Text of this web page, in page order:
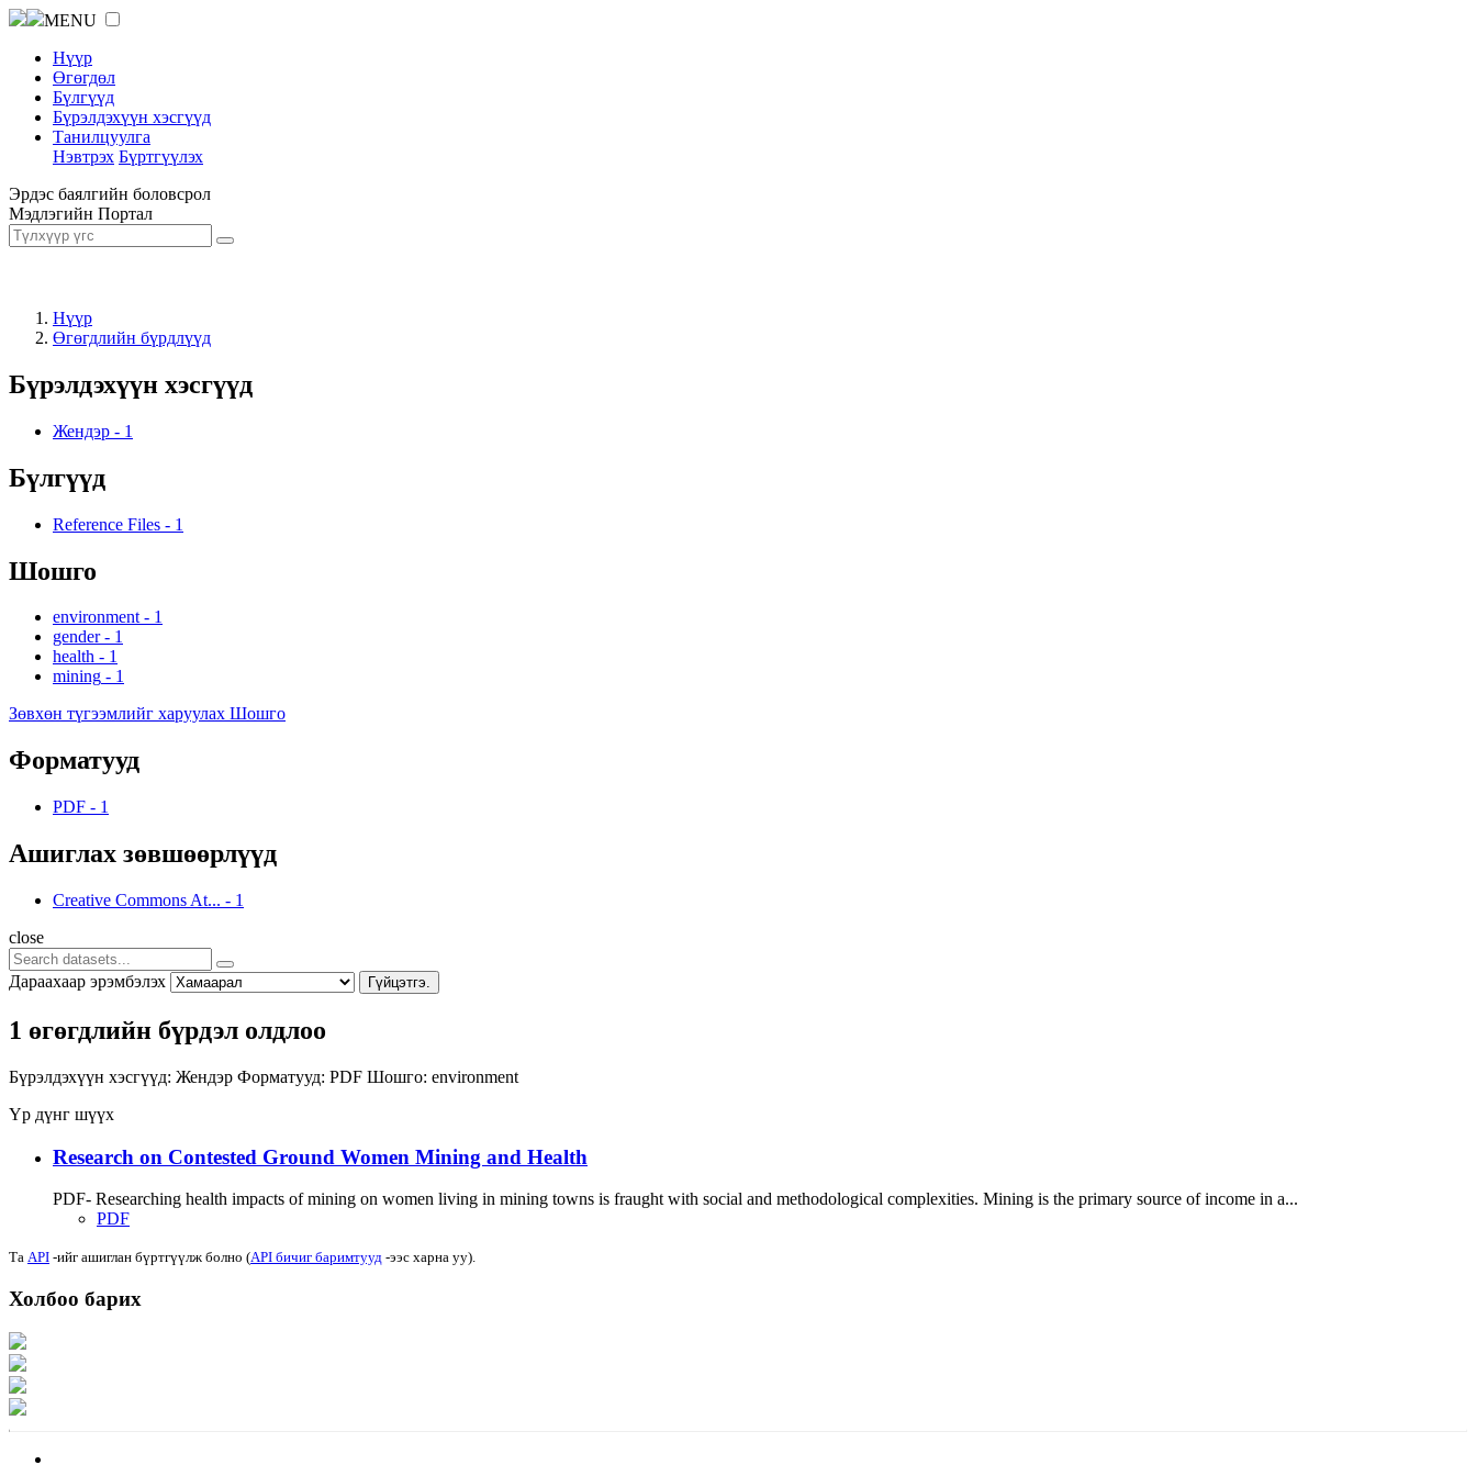
MENU
Нүүр
Өгөгдөл
Бүлгүүд
Бүрэлдэхүүн хэсгүүд
Танилцуулга
Нэвтрэх Бүртгүүлэх
Эрдэс баялгийн боловсрол
Мэдлэгийн Портал
Нүүр
Өгөгдлийн бүрдлүүд
Бүрэлдэхүүн хэсгүүд
Жендэр - 1
Бүлгүүд
Reference Files - 1
Шошго
environment - 1
gender - 1
health - 1
mining - 1
Зөвхөн түгээмлийг харуулах Шошго
Форматууд
PDF - 1
Ашиглах зөвшөөрлүүд
Creative Commons At... - 1
close
Дараахаар эрэмбэлэх Гүйцэтгэ.
1 өгөгдлийн бүрдэл олдлоо
Бүрэлдэхүүн хэсгүүд: Жендэр Форматууд: PDF Шошго: environment
Үр дүнг шүүх
Research on Contested Ground Women Mining and Health
PDF- Researching health impacts of mining on women living in mining towns is fraught with social and methodological complexities. Mining is the primary source of income in a...
PDF
Та API -ийг ашиглан бүртгүүлж болно (API бичиг баримтууд -ээс харна уу).
Холбоо барих